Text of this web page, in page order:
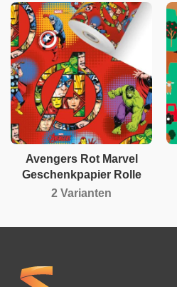
Avengers Rot Marvel
Geschenkpapier Rolle
2 Varianten